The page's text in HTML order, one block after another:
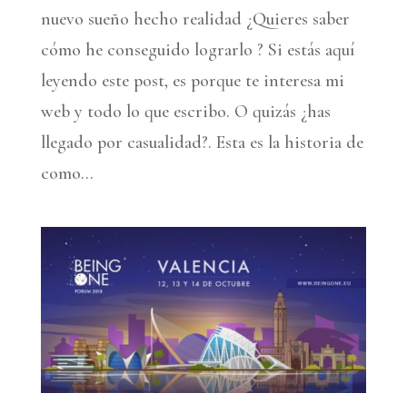
nuevo sueño hecho realidad ¿Quieres saber
cómo he conseguido lograrlo ? Si estás aquí
leyendo este post, es porque te interesa mi
web y todo lo que escribo. O quizás ¿has
llegado por casualidad?. Esta es la historia de
como...